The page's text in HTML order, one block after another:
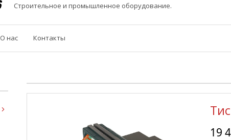
Строительное и промышленное оборудование.
О нас Контакты
19